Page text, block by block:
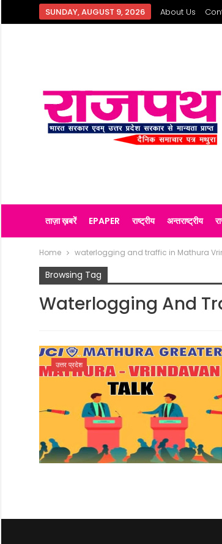
SUNDAY, AUGUST 9, 2026 About Us
ताज़ा ख़बरें EPAPER राष्ट्रीय अन्तराष्ट्रीय
Home waterlogging and traffic in Mathura
Browsing Tag
Waterlogging And
उत्तर प्रदेश